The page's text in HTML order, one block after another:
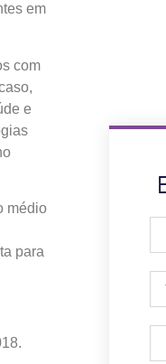
em
com
e
médio
para